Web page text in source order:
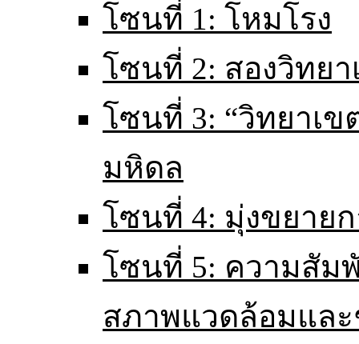
โซนที่ 1: โหมโรง
โซนที่ 2: สองวิทย
โซนที่ 3: “วิทยาเ
มหิดล
โซนที่ 4: มุ่งขยาย
โซนที่ 5: ความสัม
สภาพแวดล้อมแล